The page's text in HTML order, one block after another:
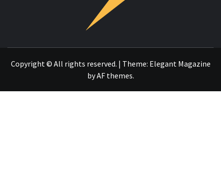
Copyright © All rights reserved. | Theme: Elegant Magazine
byAF themes.